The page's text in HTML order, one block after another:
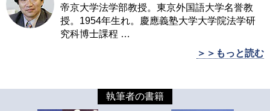
帝京大学法学部教授。東京外国語大学名誉教
授。1954年生れ。慶應義塾大学大学院法学研
究科博士課程 …
＞＞もっと読む
執筆者の書籍